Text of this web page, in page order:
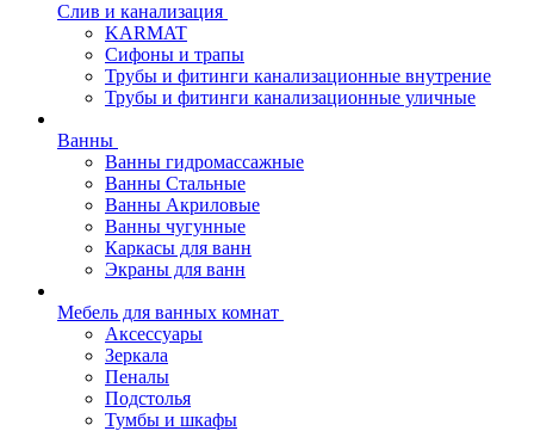
Слив и канализация
KARMAT
Сифоны и трапы
Трубы и фитинги канализационные внутрение
Трубы и фитинги канализационные уличные
Ванны
Ванны гидромассажные
Ванны Стальные
Ванны Акриловые
Ванны чугунные
Каркасы для ванн
Экраны для ванн
Мебель для ванных комнат
Аксессуары
Зеркала
Пеналы
Подстолья
Тумбы и шкафы